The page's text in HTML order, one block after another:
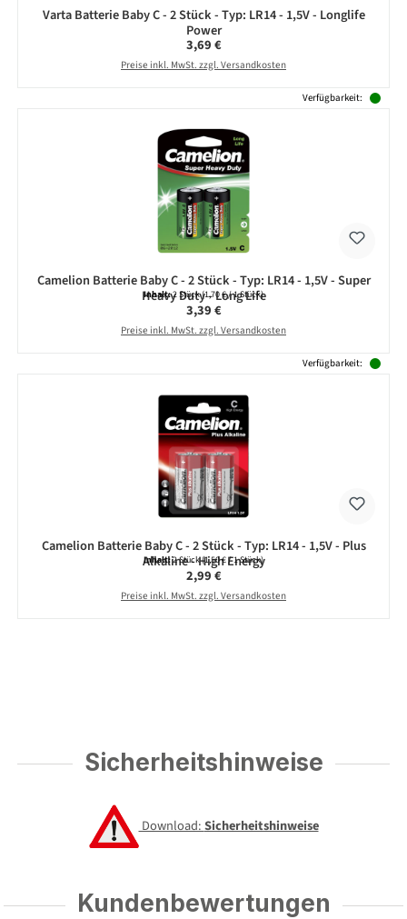
Varta Batterie Baby C - 2 Stück - Typ: LR14 - 1,5V - Longlife
Power
Regulärer Preis:
3,69 €
Preise inkl. MwSt. zzgl. Versandkosten
Verfügbarkeit:
Camelion Batterie Baby C - 2 Stück - Typ: LR14 - 1,5V - Super
Heavy Duty - Long Life
Inhalt:2 Stück(1,70 € / 1 Stück)
Regulärer Preis:
3,39 €
Preise inkl. MwSt. zzgl. Versandkosten
Verfügbarkeit:
Camelion Batterie Baby C - 2 Stück - Typ: LR14 - 1,5V - Plus
Alkaline - High Energy
Inhalt:2 Stück(1,50 € / 1 Stück)
Regulärer Preis:
2,99 €
Preise inkl. MwSt. zzgl. Versandkosten
Sicherheitshinweise
Download:Sicherheitshinweise
Kundenbewertungen